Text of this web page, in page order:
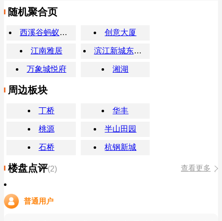
随机聚合页
西溪谷蚂蚁金服大厦 创意大厦
江南雅居 滨江新城东方名府
万象城悦府 湘湖
周边板块
丁桥 华丰
桃源 半山田园
石桥 杭钢新城
楼盘点评(2) 查看更多
普通用户